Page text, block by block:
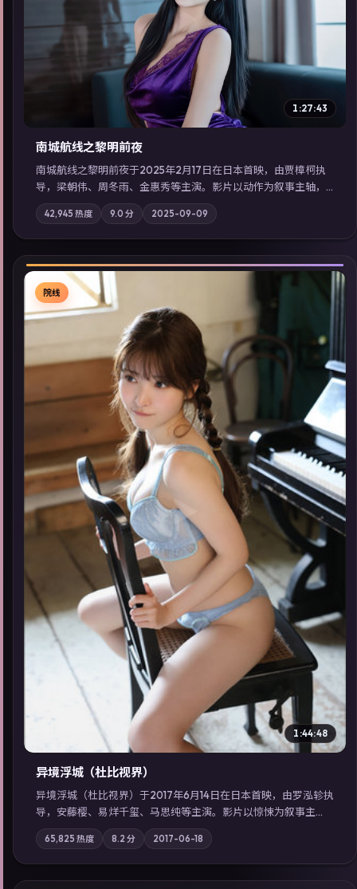
▶
1:27:43
南城航线之黎明前夜
南城航线之黎明前夜于2025年2月17日在日本首映，由贾樟柯执
导，梁朝伟、周冬雨、金惠秀等主演。影片以动作为叙事主轴，
城市霓虹背后，有人用规则改写命运；摄影与配乐强化地域气
质；站内亦可通过「国产免费观看高清电视剧在线看」延展检索
同类型高分佳作，畅享高清在线追剧体验。
42,945 热度 9.0 分 2025-09-09
▶
院线
1:44:48
异境浮城（杜比视界）
异境浮城（杜比视界）于2017年6月14日在日本首映，由罗泓轸执
导，安藤樱、易烊千玺、马思纯等主演。影片以惊悚为叙事主
轴，一场意外将众人卷入不可撤回的连锁反应；摄影与配乐强化
地域气质；站内亦可通过「国产免费观看高清电视剧在线看」延
展检索同类型高分佳作，畅享高清在线追剧体验。
65,825 热度 8.2 分 2017-06-18